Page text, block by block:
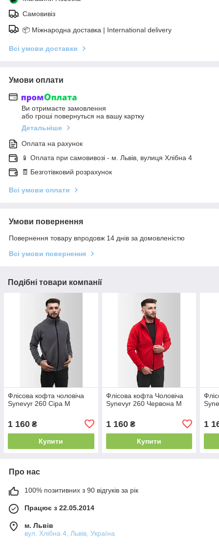
Самовивіз
📦 Міжнародна доставка | International delivery
Всі умови доставки
Умови оплати
Ви отримаєте замовлення
або гроші повернуться на вашу картку
Детальніше
Оплата на рахунок
📱 Оплата при самовивозі - м. Львів, вулиця Хлібна 4
🧾 Безготівковий розрахунок
Всі умови оплати
Умови повернення
Повернення товару впродовж 14 днів за домовленістю
Всі умови повернення
Подібні товари компанії
Флісова кофта чоловіча
Synevyr 260 Сіра M
1 160 ₴
Купити
Флісова кофта Чоловіча
Synevyr 260 Червона M
1 160₴
Купити
1
Про нас
100% позитивних з 90 відгуків за рік
Працює з 22.05.2014
м. Львів
вул. Хлібна 4, Львів, Україна